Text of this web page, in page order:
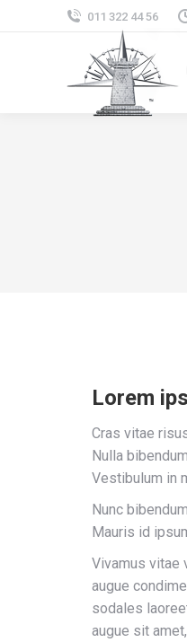
011 322 44 56
Lorem
Cras vitae
Nulla
Vestibulum in
Nunc
Mauris id
Vivamus vitae
augue
sodales
augue sit